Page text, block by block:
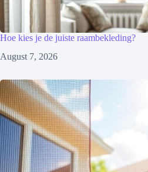
Hoe kies je de juiste raambekleding?
August 7, 2026